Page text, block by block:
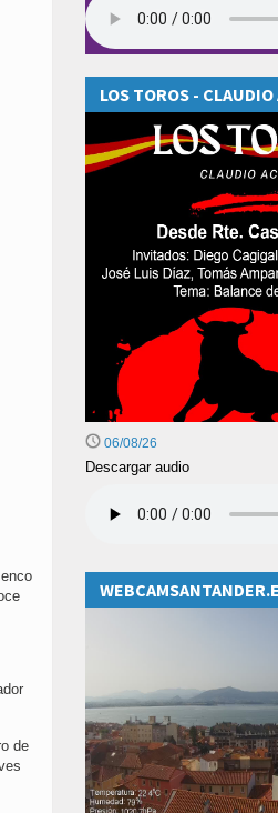
de
LOS TOROS - CLAUDIO
06/08/26
Descargar audio